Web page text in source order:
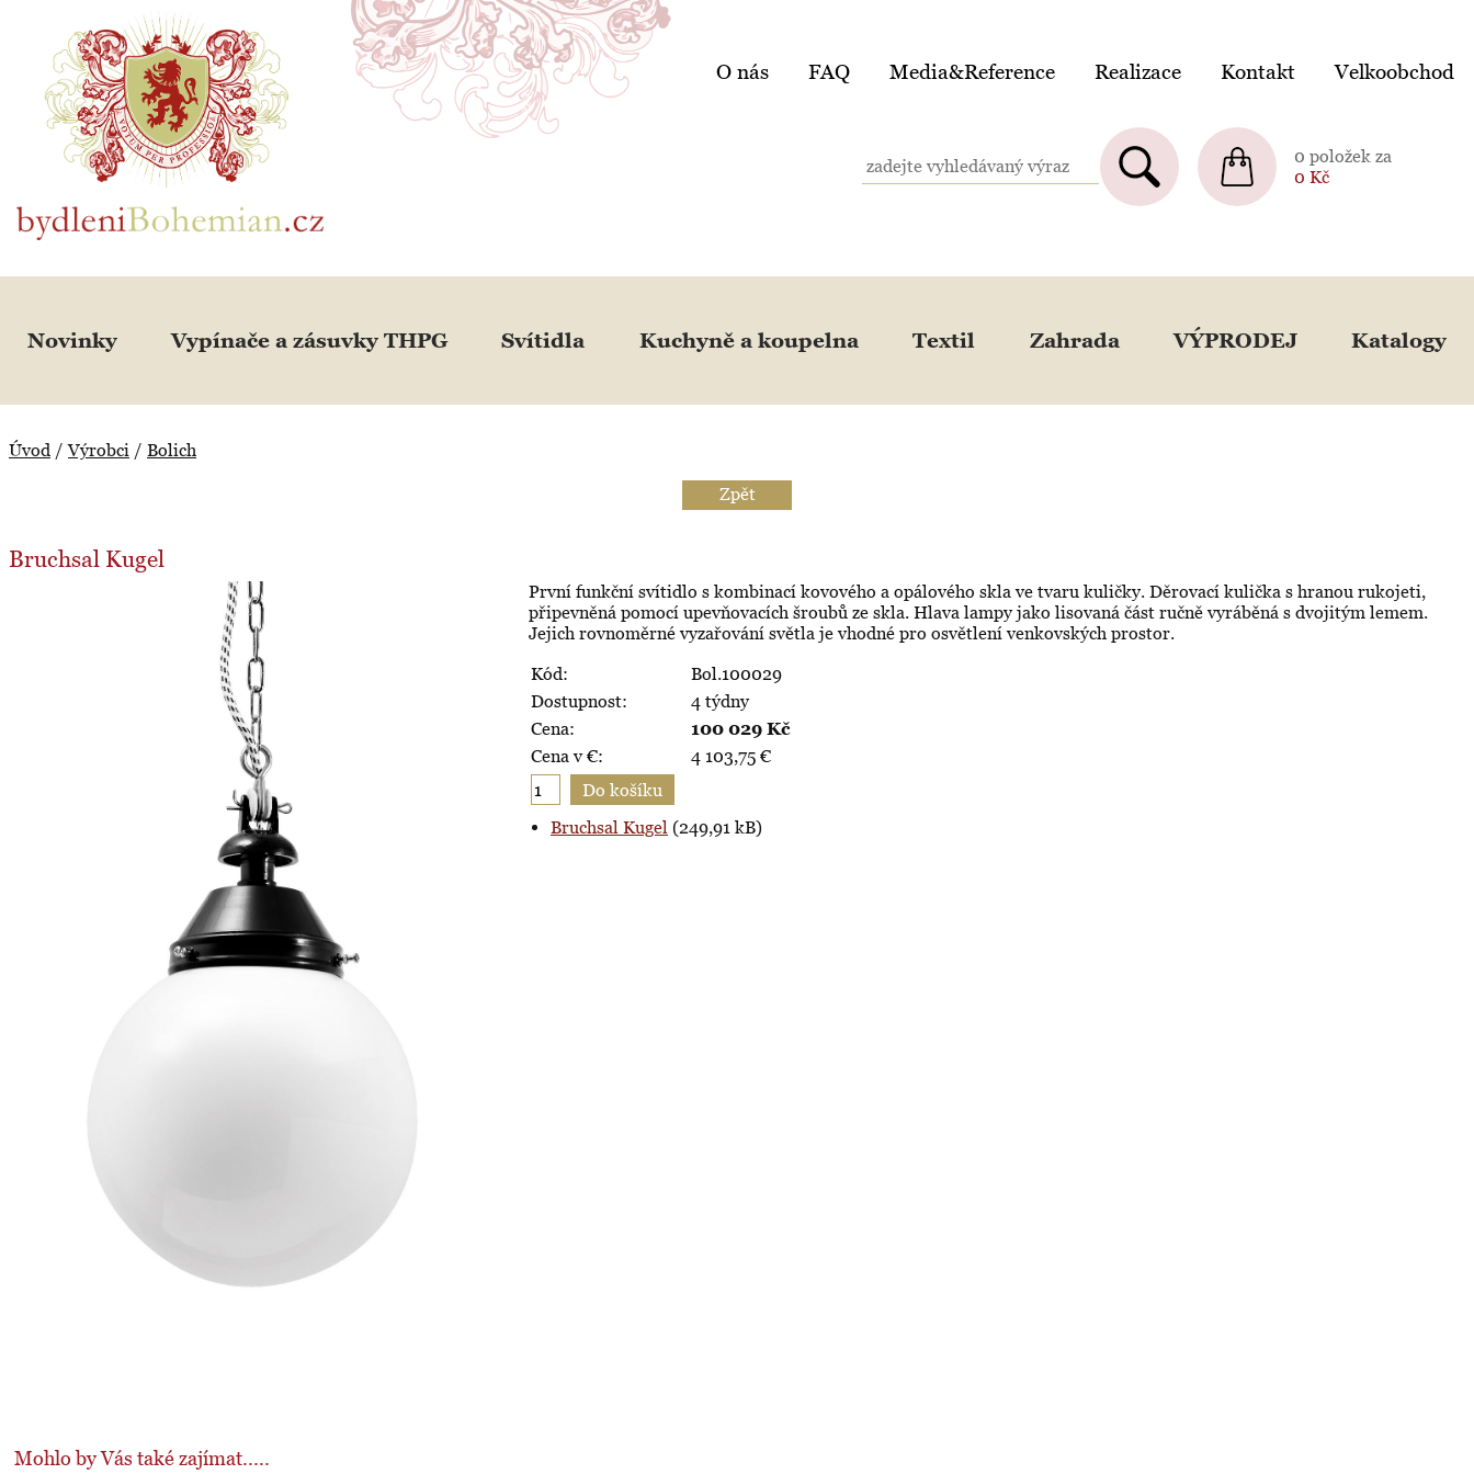
BydleniBohemian.cz
O nás FAQ Media&Reference Realizace Kontakt Velkoobchod
0 položek za
0 Kč
Novinky Vypínače a zásuvky THPG Svítidla Kuchyně a koupelna Textil Zahrada VÝPRODEJ Katalogy
Úvod /Výrobci / Bolich
Zpět
Bruchsal Kugel
První funkční svítidlo s kombinací kovového a opálového skla ve tvaru kuličky. Děrovací kulička s hranou rukojeti,
připevněná pomocí upevňovacích šroubů ze skla. Hlava lampy jako lisovaná část ručně vyráběná s dvojitým lemem.
Jejich rovnoměrné vyzařování světla je vhodné pro osvětlení venkovských prostor.
Kód:
Bol.100029
Dostupnost:
4 týdny
Cena:
100 029 Kč
Cena v €:
4 103,75 €
Bruchsal Kugel (249,91 kB)
Mohlo by Vás také zajímat.....